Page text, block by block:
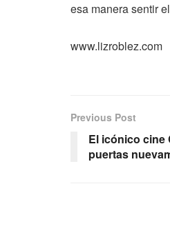
esa manera sentir
www.lizroblez.com
Previous Post
El icónico cine
puertas